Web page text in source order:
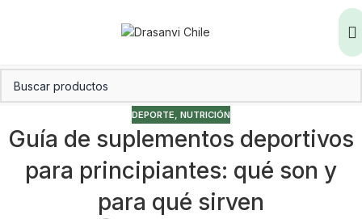
DEPORTE, NUTRICIÓN
Guía de suplementos deportivos
para principiantes: qué son y
para qué sirven